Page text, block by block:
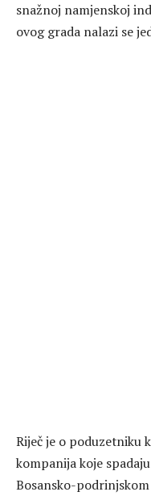
snažnoj namjenskoj
ovog grada nalazi se
Riječ je o poduzetniku
kompanija koje
Bosansko-